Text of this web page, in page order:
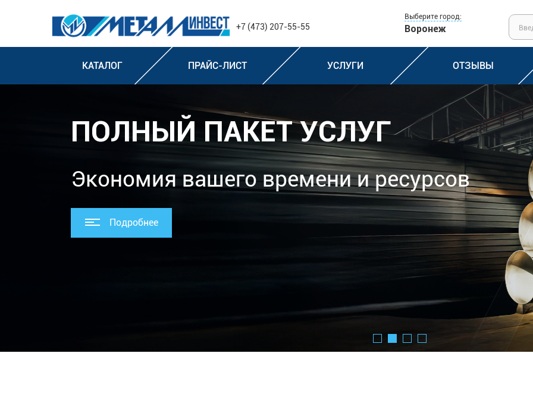
+7 (473) 207-55-55
Выберите город:
Воронеж
КАТАЛОГ ПРАЙС-ЛИСТ УСЛУГИ ОТЗЫВЫ
ПОЛНЫЙ ПАКЕТ УСЛУГ
Экономия вашего времени и ресурсов
Подробнее